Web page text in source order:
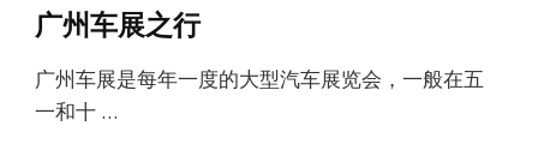
广州车展之行
广州车展是每年一度的大型汽车展览会，一般在五
一和十 …